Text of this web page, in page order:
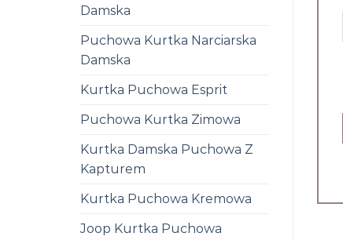
Damska
Puchowa Kurtka Narciarska
Damska
Kurtka Puchowa Esprit
Puchowa Kurtka Zimowa
Kurtka Damska Puchowa Z
Kapturem
Kurtka Puchowa Kremowa
Joop Kurtka Puchowa